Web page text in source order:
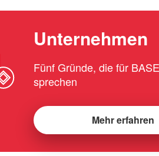
Unternehmen
Fünf Gründe, die für
sprechen
Mehr erfahren